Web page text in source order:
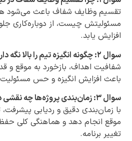
تقسیم وظایف شفاف باعث می‌شود
مسئولیتش چیست، از دوباره‌کاری
افزایش یابد.
سوال ۲: چگونه انگیزه تیم را بالا نگه داریم؟
شفافیت اهداف، بازخورد به موقع و
باعث افزایش انگیزه و حس
سوال ۳: زمان‌بندی پروژه‌ها چه نقشی در موفقیت تیم دارد؟
با زمان‌بندی دقیق و ردیابی
موقع انجام دهد و هماهنگی کلی
تغییر برنامه.